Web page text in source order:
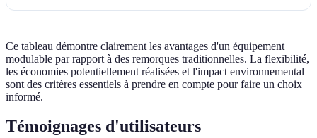
Ce tableau démontre clairement les avantages d'un équipement
modulable par rapport à des remorques traditionnelles. La flexibilité,
les économies potentiellement réalisées et l'impact environnemental
sont des critères essentiels à prendre en compte pour faire un choix
informé.
Témoignages d'utilisateurs